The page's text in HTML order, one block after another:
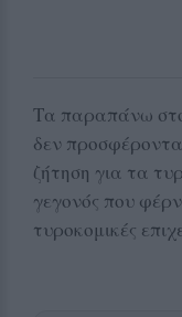
Τα παραπάνω
δεν
ζήτηση για τα
γεγονός που
τυροκομικές